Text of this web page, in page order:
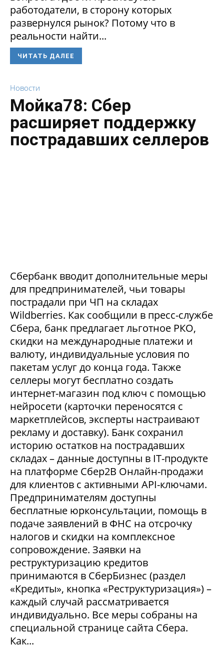
работодатели, в сторону которых
развернулся рынок? Потому что в
реальности найти...
ЧИТАТЬ ДАЛЕЕ
Новости
Мойка78: Сбер
расширяет поддержку
пострадавших селлеров
Сбербанк вводит дополнительные меры
для предпринимателей, чьи товары
пострадали при ЧП на складах
Wildberries. Как сообщили в пресс-службе
Сбера, банк предлагает льготное РКО,
скидки на международные платежи и
валюту, индивидуальные условия по
пакетам услуг до конца года. Также
селлеры могут бесплатно создать
интернет-магазин под ключ с помощью
нейросети (карточки переносятся с
маркетплейсов, эксперты настраивают
рекламу и доставку). Банк сохранил
историю остатков на пострадавших
складах – данные доступны в IT-продукте
на платформе Сбер2В Онлайн-продажи
для клиентов с активными API-ключами.
Предпринимателям доступны
бесплатные юрконсультации, помощь в
подаче заявлений в ФНС на отсрочку
налогов и скидки на комплексное
сопровождение. Заявки на
реструктуризацию кредитов
принимаются в СберБизнес (раздел
«Кредиты», кнопка «Реструктуризация») –
каждый случай рассматривается
индивидуально. Все меры собраны на
специальной странице сайта Сбера.
Как...